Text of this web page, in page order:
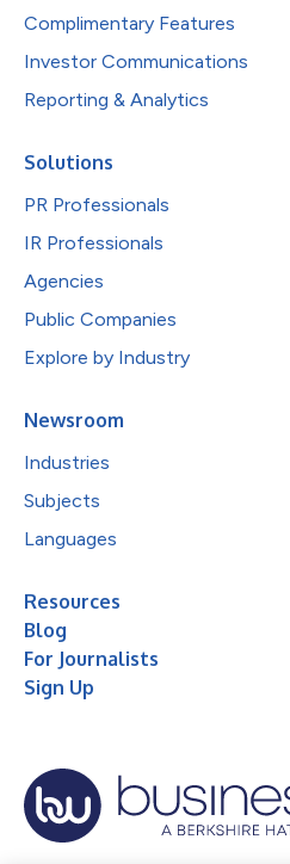
Complimentary Features
Investor Communications
Reporting & Analytics
Solutions
PR Professionals
IR Professionals
Agencies
Public Companies
Explore by Industry
Newsroom
Industries
Subjects
Languages
Resources
Blog
For Journalists
Sign Up